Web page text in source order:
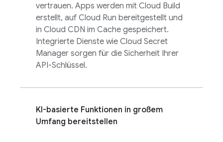
vertrauen. Apps werden mit Cloud Build
erstellt, auf Cloud Run bereitgestellt und
in Cloud CDN im Cache gespeichert.
Integrierte Dienste wie Cloud Secret
Manager sorgen für die Sicherheit Ihrer
API-Schlüssel.
KI-basierte Funktionen in großem
Umfang bereitstellen